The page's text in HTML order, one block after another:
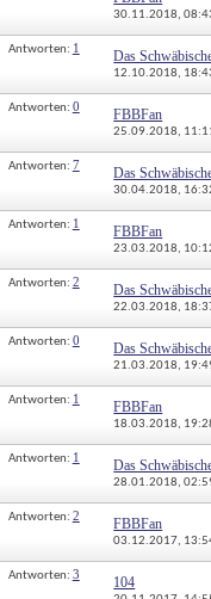
30.11.2018,
Antworten: 1 Das
12.10.2018,
Antworten: 0 FBBFan
25.09.2018,
Antworten: 7 Das
30.04.2018,
Antworten: 1 FBBFan
23.03.2018,
Antworten: 2 Das
22.03.2018,
Antworten: 0 Das
21.03.2018,
Antworten: 1 FBBFan
18.03.2018,
Antworten: 1 Das
28.01.2018,
Antworten: 2 FBBFan
03.12.2017,
Antworten: 3 104